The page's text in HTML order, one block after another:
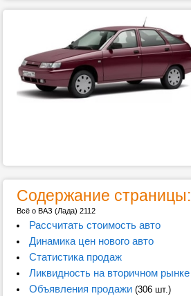
Содержание страницы:
Всё о ВАЗ (Лада) 2112
Рассчитать стоимость авто
Динамика цен нового авто
Статистика продаж
Ликвидность на вторичном рынке
Объявления продажи(306 шт.)